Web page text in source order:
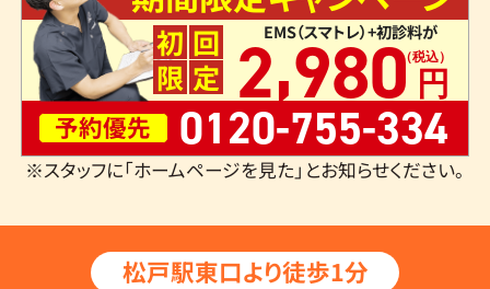
初 回
限 定
EMS（スマトレ）+初診料が
2,980
予約優先 0120-755-334
※スタッフに「ホームページを見た」とお知らせください。
松戸駅東口より徒歩1分